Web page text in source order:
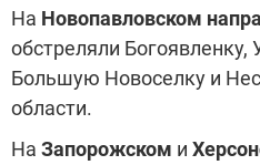
На Новопавловском
обстреляли Богоявленку,
Большую Новоселку и
области.
На Запорожском и